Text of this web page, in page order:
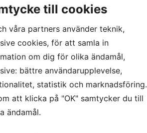
till cookies
våra partners använder teknik,
cookies, för att samla in
om dig för olika ändamål,
bättre användarupplevelse,
statistik och marknadsföring.
att klicka på "OK" samtycker du till
ändamål.